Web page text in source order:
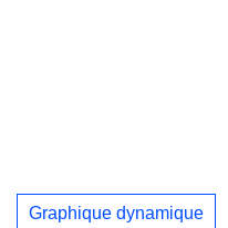
Graphique dynamique